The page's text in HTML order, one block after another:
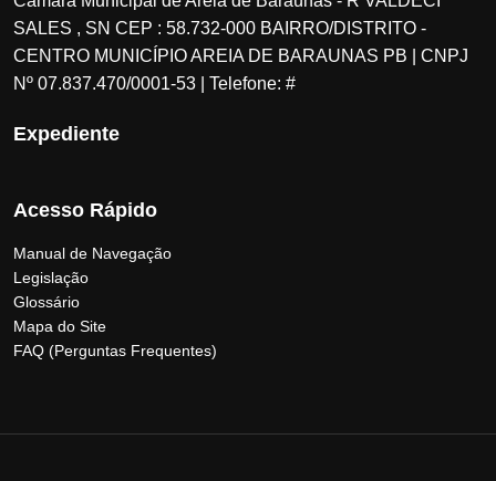
SALES , SN CEP : 58.732-000 BAIRRO/DISTRITO -
CENTRO MUNICÍPIO AREIA DE BARAUNAS PB | CNPJ
Nº 07.837.470/0001-53 | Telefone: #
Expediente
Acesso Rápido
Manual de Navegação
Legislação
Glossário
Mapa do Site
FAQ (Perguntas Frequentes)